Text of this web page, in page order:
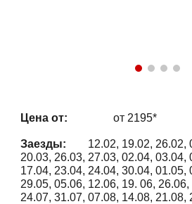
Цена от: от 2195*
Заезды:
12.02, 19.02, 26.02,
20.03, 26.03, 27.03, 02.04, 03.04,
17.04, 23.04, 24.04, 30.04, 01.05,
29.05, 05.06, 12.06, 19. 06,
24.07, 31.07, 07.08, 14.08, 21.08,